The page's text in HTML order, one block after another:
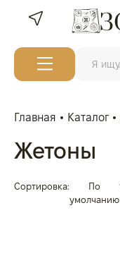
Главная Каталог
Жетоны
Сортировка:
По
умолчанию